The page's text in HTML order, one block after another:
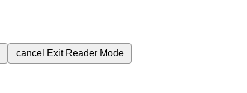
cancel Exit Reader Mode